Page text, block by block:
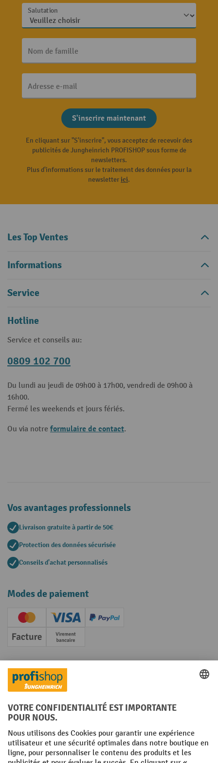
Salutation
Nom de famille
Adresse e-mail
S'inscrire maintenant
En cliquant sur "S'inscrire", vous acceptez de recevoir des
publicités de Jungheinrich PROFISHOP sous forme de
newsletters.
Plus d'informations sur le traitement des données pour la
newsletterici.
Les Top Ventes
Informations
Service
Hotline
Service et conseils au:
0809 102 700
Du lundi au jeudi de 09h00 à 17h00, vendredi de 09h00 à
16h00.
Fermé les weekends et jours fériés.
Ou via notre formulaire de contact.
Vos avantages professionnels
Livraison gratuite à partir de 50€
Protection des données sécurisée
Conseils d'achat personnalisés
Modes de paiement
Creditcard (Master)Creditcard (Visa)
PayPal
Facture Paiement anticipé
Réseaux sociaux
Facebook
YouTube
LinkedInInstagram
Conditions générales Mentions légales